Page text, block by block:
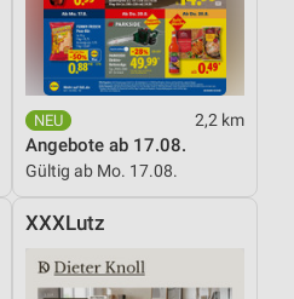
2,2 km
Angebote ab 17.08.
Gültig ab Mo. 17.08.
XXXLutz